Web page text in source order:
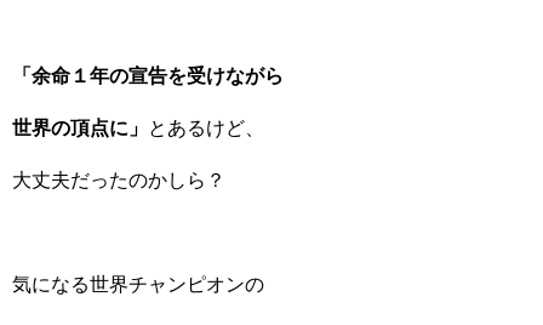
「余命１年の宣告を受けながら
世界の頂点に」 とあるけど、
大丈夫だったのかしら？
気になる世界チャンピオンの